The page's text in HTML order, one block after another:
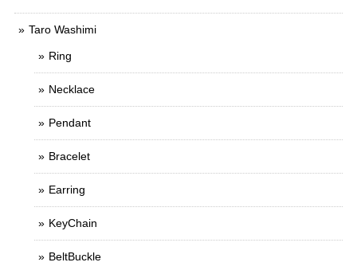
Taro Washimi
Ring
Necklace
Pendant
Bracelet
Earring
KeyChain
BeltBuckle